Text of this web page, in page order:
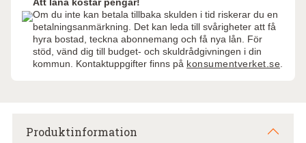
Om du inte kan betala tillbaka skulden i tid riskerar du en
betalningsanmärkning. Det kan leda till svårigheter att få
hyra bostad, teckna abonnemang och få nya lån. För
stöd, vänd dig till budget- och skuldrådgivningen i din
kommun. Kontaktuppgifter finns på konsumentverket.se
Produktinformation